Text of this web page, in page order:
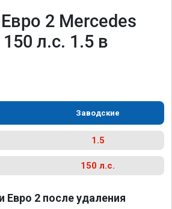
2 Mercedes
л.с. 1.5 в
Заводские
1.5
150 л.с.
2 после удаления